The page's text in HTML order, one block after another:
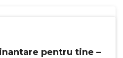
pentru tine –